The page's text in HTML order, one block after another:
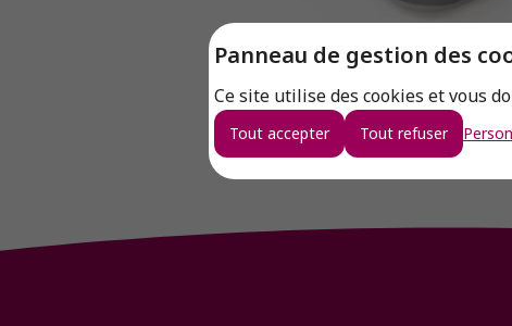
Panneau de gestion des
Ce site utilise des cookies et vous
Tout accepter Tout refuser